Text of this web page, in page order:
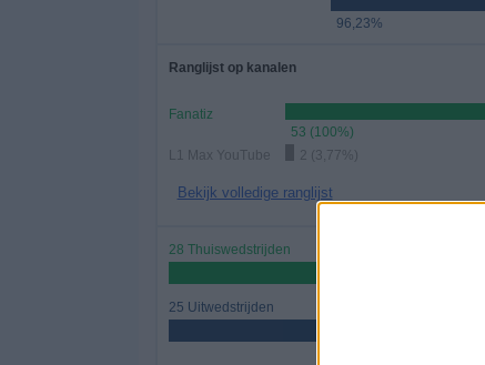
96,23%
Ranglijst op kanalen
Fanatiz
53 (100%)
L1 Max YouTube
2 (3,77%)
Bekijk volledige ranglijst
28 Thuiswedstrijden
25 Uitwedstrijden